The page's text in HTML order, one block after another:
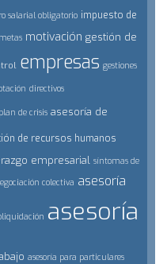
salarial obligatorio impuesto de
metas motivación gestión de
empresas gestiones
directivos
plan de crisis asesoría de
de recursos humanos
empresarial síntomas de
colectiva asesoría
asesoría
asesoría para particulares